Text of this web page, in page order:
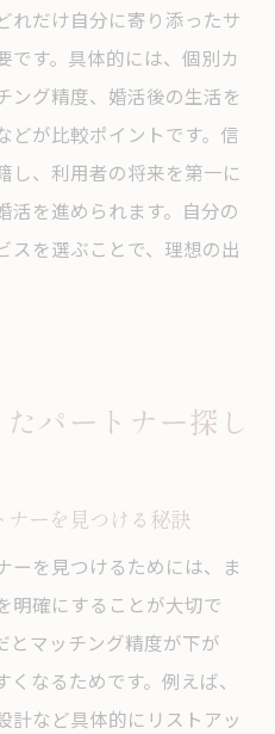
れだけ自分に寄り添ったサ
です。具体的には、個別カ
ング精度、婚活後の生活を
どが比較ポイントです。信
し、利用者の将来を第一に
活を進められます。自分の
スを選ぶことで、理想の出
パートナー探し
ーを見つける秘訣
ーを見つけるためには、ま
明確にすることが大切で
とマッチング精度が下が
なるためです。例えば、
計など具体的にリストアッ